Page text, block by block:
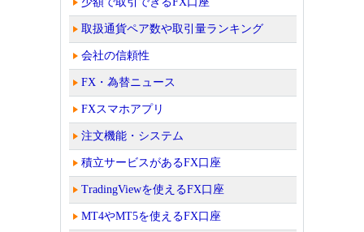
取扱通貨ペア数や取引量ランキング
会社の信頼性
FX・為替ニュース
FXスマホアプリ
注文機能・システム
積立サービスがあるFX口座
TradingViewを使えるFX口座
MT4やMT5を使えるFX口座